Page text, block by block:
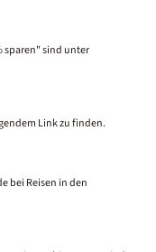
sparen" sind unter
Link zu finden.
bei Reisen in den